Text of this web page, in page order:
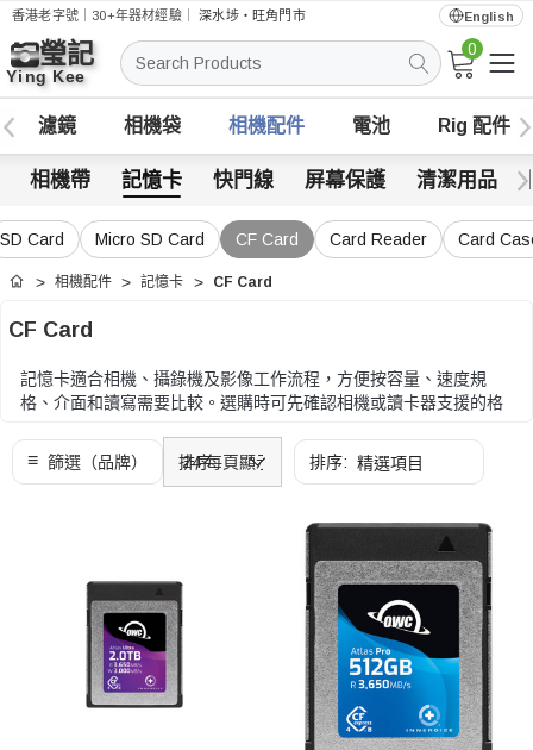
香港老字號｜30+年器材經驗｜深水埗・旺角門市 English
搜
索
0
濾鏡 相機袋 相機配件 電池 Rig 配件
相機帶 記憶卡 快門線 屏幕保護 清潔用品
SD Card Micro SD Card CF Card Card Reader Card
首頁 相機配件 記憶卡 CF Card
CF Card
記憶卡適合相機、攝錄機及影像工作流程，方便按容量、速度規
格、介面和讀寫需要比較。選購時可先確認相機或讀卡器支援的格
選購時可先確認相機或讀卡器支援的格式，再比較容量、讀寫速
度、VPG/UHS 等級和備份流程。